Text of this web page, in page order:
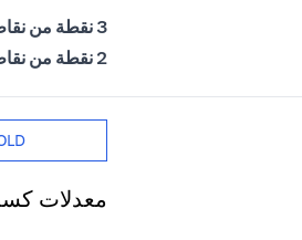
3 نقطة من نقاط سيتي دولارز على المشتريات الدولية
2 نقطة من نقاط سيتي دولارز على المشتريات المحلية
معدلات كسب النقاط